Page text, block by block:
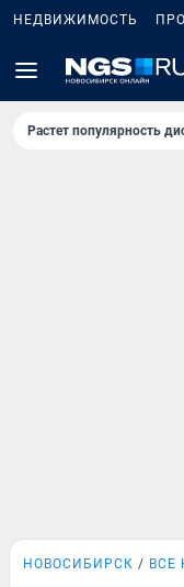
НЕДВИЖИМОСТЬ
Растет популярность
НОВОСИБИРСК ВСЕ